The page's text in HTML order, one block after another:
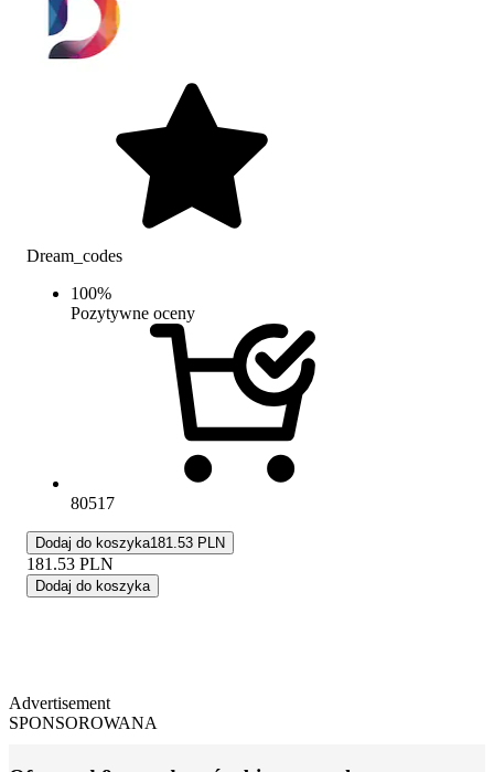
Dream_codes
100%
Pozytywne oceny
80517
Dodaj do koszyka181.53 PLN
181.53 PLN
Dodaj do koszyka
Advertisement
SPONSOROWANA